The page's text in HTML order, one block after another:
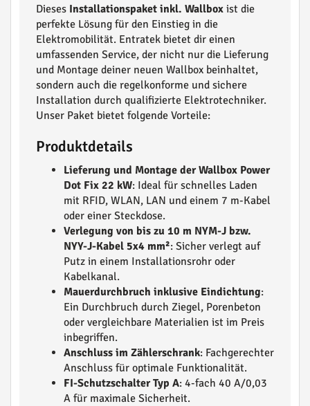
Dieses Installationspaket inkl. Wallbox ist die
perfekte Lösung für den Einstieg in die
Elektromobilität. Entratek bietet dir einen
umfassenden Service, der nicht nur die Lieferung
und Montage deiner neuen Wallbox beinhaltet,
sondern auch die regelkonforme und sichere
Installation durch qualifizierte Elektrotechniker.
Unser Paket bietet folgende Vorteile:
Produktdetails
Lieferung und Montage der Wallbox Power
Dot Fix 22 kW: Ideal für schnelles Laden
mit RFID, WLAN, LAN und einem 7 m-Kabel
oder einer Steckdose.
Verlegung von bis zu 10 m NYM-J bzw.
NYY-J-Kabel 5x4 mm²: Sicher verlegt auf
Putz in einem Installationsrohr oder
Kabelkanal.
Mauerdurchbruch inklusive Eindichtung:
Ein Durchbruch durch Ziegel, Porenbeton
oder vergleichbare Materialien ist im Preis
inbegriffen.
Anschluss im Zählerschrank: Fachgerechter
Anschluss für optimale Funktionalität.
FI-Schutzschalter Typ A: 4-fach 40 A/0,03
A für maximale Sicherheit.